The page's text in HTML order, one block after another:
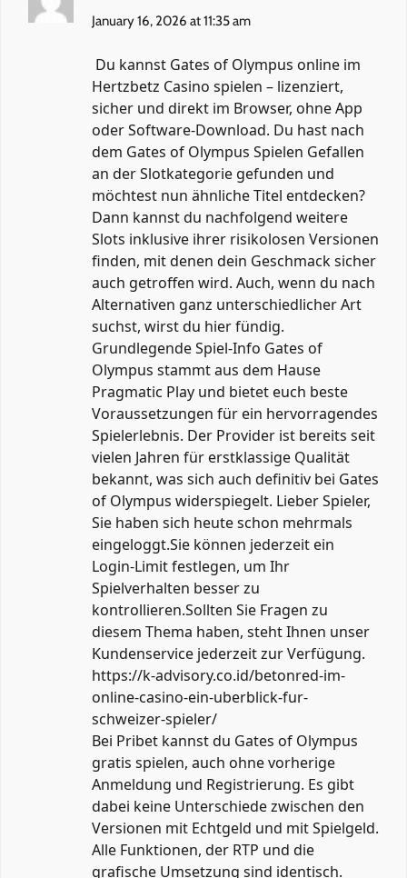
January 16, 2026 at 11:35 am
Du kannst Gates of Olympus online im
Hertzbetz Casino spielen – lizenziert,
sicher und direkt im Browser, ohne App
oder Software-Download. Du hast nach
dem Gates of Olympus Spielen Gefallen
an der Slotkategorie gefunden und
möchtest nun ähnliche Titel entdecken?
Dann kannst du nachfolgend weitere
Slots inklusive ihrer risikolosen Versionen
finden, mit denen dein Geschmack sicher
auch getroffen wird. Auch, wenn du nach
Alternativen ganz unterschiedlicher Art
suchst, wirst du hier fündig.
Grundlegende Spiel-Info Gates of
Olympus stammt aus dem Hause
Pragmatic Play und bietet euch beste
Voraussetzungen für ein hervorragendes
Spielerlebnis. Der Provider ist bereits seit
vielen Jahren für erstklassige Qualität
bekannt, was sich auch definitiv bei Gates
of Olympus widerspiegelt. Lieber Spieler,
Sie haben sich heute schon mehrmals
eingeloggt.Sie können jederzeit ein
Login-Limit festlegen, um Ihr
Spielverhalten besser zu
kontrollieren.Sollten Sie Fragen zu
diesem Thema haben, steht Ihnen unser
Kundenservice jederzeit zur Verfügung.
https://k-advisory.co.id/betonred-im-
online-casino-ein-uberblick-fur-
schweizer-spieler/
Bei Pribet kannst du Gates of Olympus
gratis spielen, auch ohne vorherige
Anmeldung und Registrierung. Es gibt
dabei keine Unterschiede zwischen den
Versionen mit Echtgeld und mit Spielgeld.
Alle Funktionen, der RTP und die
grafische Umsetzung sind identisch.